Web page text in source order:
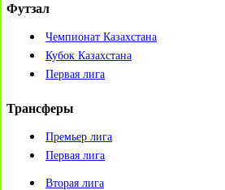
Футзал
Чемпионат Казахстана
Кубок Казахстана
Первая лига
Трансферы
Премьер лига
Первая лига
Вторая лига